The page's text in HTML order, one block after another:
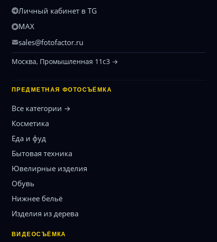
Личный кабинет в TG
MAX
sales@fotofactor.ru
Москва, Промышленная 11с3 →
ПРЕДМЕТНАЯ ФОТОСЪЁМКА
Все категории →
Косметика
Еда и фуд
Бытовая техника
Ювелирные изделия
Обувь
Нижнее бельё
Изделия из дерева
ВИДЕОСЪЁМКА